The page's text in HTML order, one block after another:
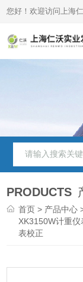
您好！欢迎访问上海
PRODUCTS
首页 > 产品中心
XK3150W计重
表校正